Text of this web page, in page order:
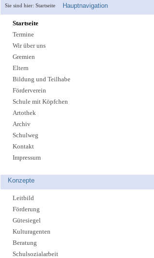
Sie sind hier: Startseite Hauptnavigation
Startseite
Termine
Wir über uns
Gremien
Eltern
Bildung und Teilhabe
Förderverein
Schule mit Köpfchen
Artothek
Archiv
Schulweg
Kontakt
Impressum
Konzepte
Leitbild
Förderung
Gütesiegel
Kulturagenten
Beratung
Schulsozialarbeit